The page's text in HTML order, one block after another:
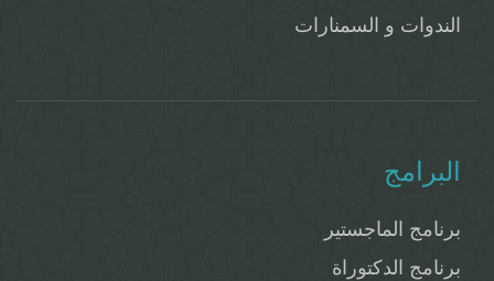
الندوات و السمنارات
البرامج
برنامج الماجستير
برنامج الدكتوراة